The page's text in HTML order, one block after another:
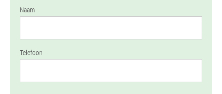
Naam
Telefoon